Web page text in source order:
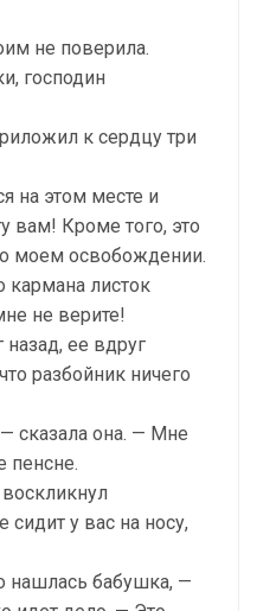
не поверила.
господин
к сердцу три
на этом месте и
вам! Кроме того, это
о моем освобождении.
кармана листок
не верите!
назад, ее вдруг
разбойник ничего
сказала она. — Мне
пенсне.
у вас на носу,
нашлась бабушка, —